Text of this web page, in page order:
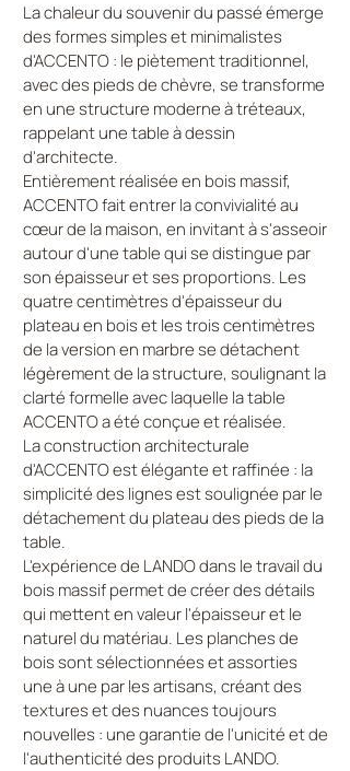
La chaleur du souvenir du passé émerge
des formes simples et minimalistes
d'ACCENTO : le piètement traditionnel,
avec des pieds de chèvre, se transforme
en une structure moderne à tréteaux,
rappelant une table à dessin
d'architecte.
Entièrement réalisée en bois massif,
ACCENTO fait entrer la convivialité au
cœur de la maison, en invitant à s'asseoir
autour d'une table qui se distingue par
son épaisseur et ses proportions. Les
quatre centimètres d'épaisseur du
plateau en bois et les trois centimètres
de la version en marbre se détachent
légèrement de la structure, soulignant la
clarté formelle avec laquelle la table
ACCENTO a été conçue et réalisée.
La construction architecturale
d'ACCENTO est élégante et raffinée : la
simplicité des lignes est soulignée par le
détachement du plateau des pieds de la
table.
L'expérience de LANDO dans le travail du
bois massif permet de créer des détails
qui mettent en valeur l'épaisseur et le
naturel du matériau. Les planches de
bois sont sélectionnées et assorties
une à une par les artisans, créant des
textures et des nuances toujours
nouvelles : une garantie de l'unicité et de
l'authenticité des produits LANDO.